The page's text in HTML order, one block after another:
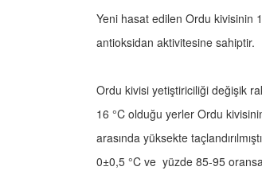
Yeni hasat edilen Ordu kivisinin
antioksidan aktivitesine sahiptir.
Ordu kivisi yetiştiriciliği değişik
16 °C olduğu yerler Ordu
arasında yüksekte
0±0,5 °C ve yüzde 85-95